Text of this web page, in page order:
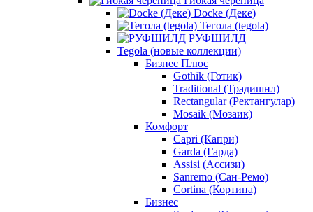
Docke (Деке)
Тегола (tegola)
РУФШИЛД
Tegola (новые коллекции)
Бизнес Плюс
Gothik (Готик)
Traditional (Традишнл)
Rectangular (Ректангулар)
Mosaik (Мозаик)
Комфорт
Capri (Капри)
Garda (Гарда)
Assisi (Ассизи)
Sanremo (Сан-Ремо)
Cortina (Кортина)
Бизнес